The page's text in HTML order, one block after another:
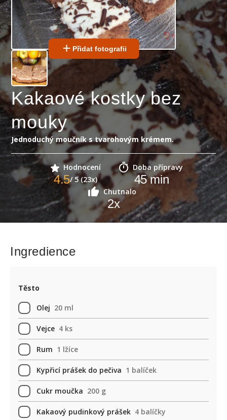
Přidat fotografii
Kakaové kostky bez
mouky
Jednoduchý moučník s tvarohovým krémem.
Hodnocení
4.5/ 5 (23x)
Doba přípravy
45min
Chutnalo
2x
Ingredience
Těsto
Olej 20 ml
Vejce 4 ks
Rum 1 lžíce
Kypřicí prášek do pečiva 1 balíček
Cukr moučka 200 g
Kakaový pudinkový prášek 4 balíčky